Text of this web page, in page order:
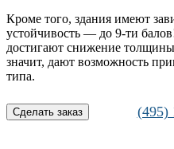
Кроме того, здания имеют
устойчивость — до 9-ти
достигают снижение
значит, дают возможность
типа.
Сделать заказ (495)